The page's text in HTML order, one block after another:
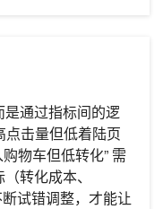
通过指标间的逻
击量但低着陆页
物车但低转化” 需
转化成本、
试错调整，才能让